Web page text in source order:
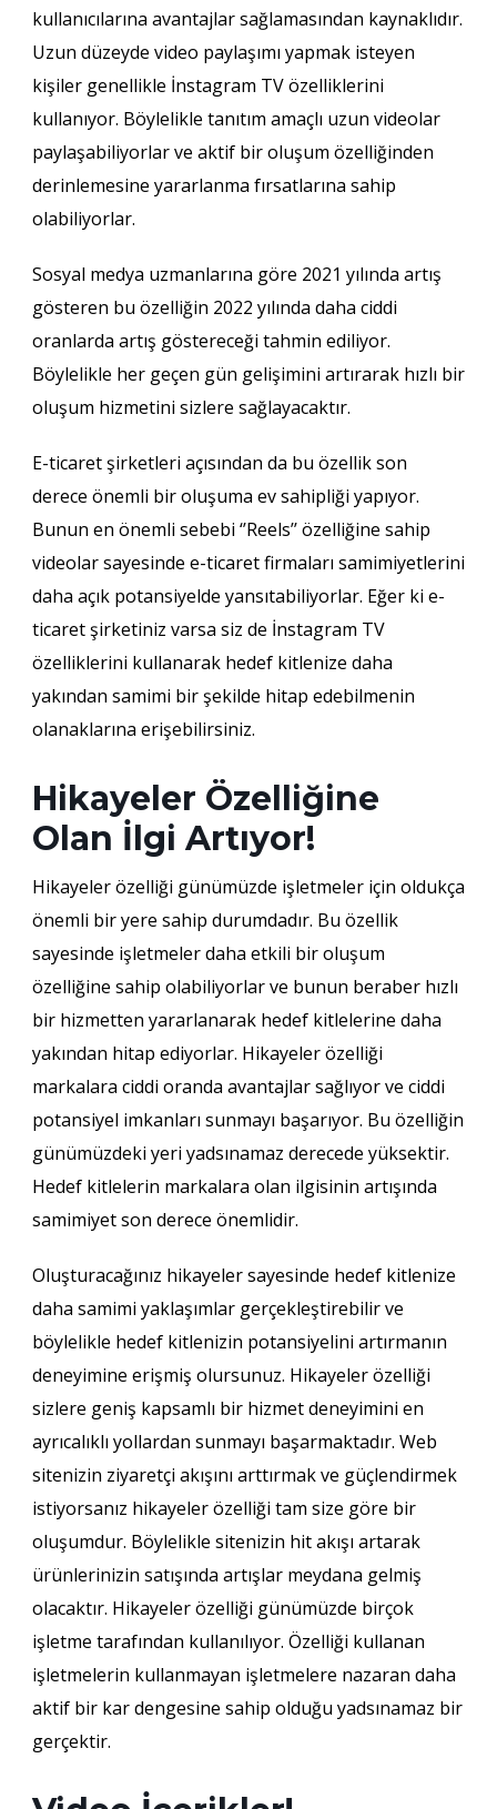
kullanıcılarına avantajlar sağlamasından kaynaklıdır.
Uzun düzeyde video paylaşımı yapmak isteyen
kişiler genellikle İnstagram TV özelliklerini
kullanıyor. Böylelikle tanıtım amaçlı uzun videolar
paylaşabiliyorlar ve aktif bir oluşum özelliğinden
derinlemesine yararlanma fırsatlarına sahip
olabiliyorlar.
Sosyal medya uzmanlarına göre 2021 yılında artış
gösteren bu özelliğin 2022 yılında daha ciddi
oranlarda artış göstereceği tahmin ediliyor.
Böylelikle her geçen gün gelişimini artırarak hızlı bir
oluşum hizmetini sizlere sağlayacaktır.
E-ticaret şirketleri açısından da bu özellik son
derece önemli bir oluşuma ev sahipliği yapıyor.
Bunun en önemli sebebi ‘’Reels’’ özelliğine sahip
videolar sayesinde e-ticaret firmaları samimiyetlerini
daha açık potansiyelde yansıtabiliyorlar. Eğer ki e-
ticaret şirketiniz varsa siz de İnstagram TV
özelliklerini kullanarak hedef kitlenize daha
yakından samimi bir şekilde hitap edebilmenin
olanaklarına erişebilirsiniz.
Hikayeler Özelliğine
Olan İlgi Artıyor!
Hikayeler özelliği günümüzde işletmeler için oldukça
önemli bir yere sahip durumdadır. Bu özellik
sayesinde işletmeler daha etkili bir oluşum
özelliğine sahip olabiliyorlar ve bunun beraber hızlı
bir hizmetten yararlanarak hedef kitlelerine daha
yakından hitap ediyorlar. Hikayeler özelliği
markalara ciddi oranda avantajlar sağlıyor ve ciddi
potansiyel imkanları sunmayı başarıyor. Bu özelliğin
günümüzdeki yeri yadsınamaz derecede yüksektir.
Hedef kitlelerin markalara olan ilgisinin artışında
samimiyet son derece önemlidir.
Oluşturacağınız hikayeler sayesinde hedef kitlenize
daha samimi yaklaşımlar gerçekleştirebilir ve
böylelikle hedef kitlenizin potansiyelini artırmanın
deneyimine erişmiş olursunuz. Hikayeler özelliği
sizlere geniş kapsamlı bir hizmet deneyimini en
ayrıcalıklı yollardan sunmayı başarmaktadır. Web
sitenizin ziyaretçi akışını arttırmak ve güçlendirmek
istiyorsanız hikayeler özelliği tam size göre bir
oluşumdur. Böylelikle sitenizin hit akışı artarak
ürünlerinizin satışında artışlar meydana gelmiş
olacaktır. Hikayeler özelliği günümüzde birçok
işletme tarafından kullanılıyor. Özelliği kullanan
işletmelerin kullanmayan işletmelere nazaran daha
aktif bir kar dengesine sahip olduğu yadsınamaz bir
gerçektir.